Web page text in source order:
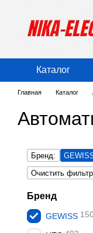
Каталог
Главная Каталог
Бренд:
Очистить фильтр
Бренд
GEWISS